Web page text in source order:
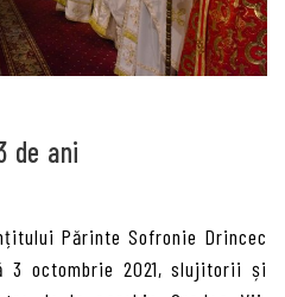
de ani
Părinte Sofronie Drincec
3 octombrie 2021, slujitorii și